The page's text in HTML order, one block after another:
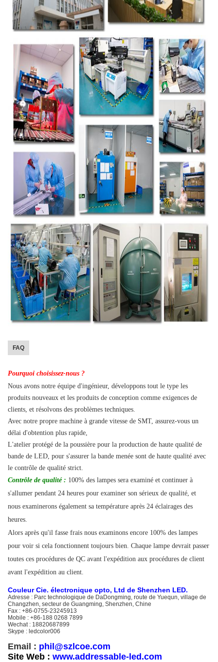
FAQ
Pourquoi choisissez-nous ?
Nous avons notre équipe d'ingénieur, développons tout le type les
produits nouveaux et les produits de conception comme exigences de
clients, et résolvons des problèmes techniques.
Avec notre propre machine à grande vitesse de SMT, assurez-vous un
délai d'obtention plus rapide,
L'atelier protégé de la poussière pour la production de haute qualité de
bande de LED, pour s'assurer la bande menée sont de haute qualité avec
le contrôle de qualité strict.
Contrôle de qualité : 100% des lampes sera examiné et continuer à
s'allumer pendant 24 heures pour examiner son sérieux de qualité, et
nous examinerons également sa température après 24 éclairages des
heures.
Alors après qu'il fasse frais nous examinons encore 100% des lampes
pour voir si cela fonctionnent toujours bien. Chaque lampe devrait passer
toutes ces procédures de QC avant l'expédition aux procédures de client
avant l'expédition au client.
Couleur Cie. électronique opto, Ltd de Shenzhen LED.
Adresse : Parc technologique de DaDongming, route de Yuequn, village de
Changzhen, secteur de Guangming, Shenzhen, Chine
Fax : +86-0755-23245913
Mobile : +86-188 0268 7899
Wechat : 18820687899
Skype : ledcolor006
Email : phil@szlcoe.com
Site Web : www.addressable-led.com